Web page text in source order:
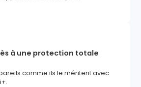
à une protection totale
comme ils le méritent avec